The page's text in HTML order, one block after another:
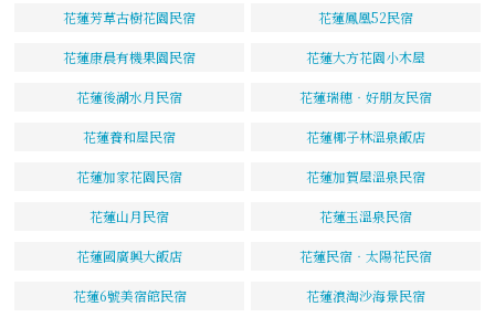
花蓮芳草古樹花園民宿 花蓮鳳凰52民宿
花蓮康晨有機果園民宿 花蓮大方花園小木屋
花蓮後湖水月民宿 花蓮瑞穗‧好朋友民宿
花蓮養和屋民宿 花蓮椰子林溫泉飯店
花蓮加家花園民宿 花蓮加賀屋溫泉民宿
花蓮山月民宿 花蓮玉溫泉民宿
花蓮國廣興大飯店 花蓮民宿‧太陽花民宿
花蓮6號美宿館民宿 花蓮浪淘沙海景民宿